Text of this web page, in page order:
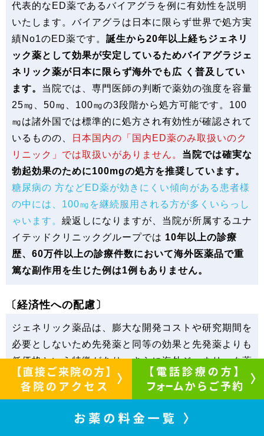
代表的なED薬であるバイアグラを例に有効性を説明
いたします。バイアグラは日本に限らず世界で処方実
績No1のED薬です。 誕生から20年以上経ちジェネリ
ック薬として効果が安定しているためバイアグラジェ
ネリック薬が日本に限らず海外でも広 く普及してい
ます。 当院では、専門医師の判断で薬効の強度を容量
25㎎、50㎎、100㎎の3段階から処方可能です。100
㎎は諸外国では標準的に処方され有効性が確認されて
いるものの、
日本国内の「国内ED薬のみ取扱いのク
リニック」では取扱いがありません。 当院では確実な
勃起効果のために100mgの処方を推奨しています。
糖尿病の 方などED薬が効きにくい傾向がある患者様
の中には、100㎎を継続服用される方が多くいらっし
ゃいます。 繰返しになりますが、当院が所属するユナ
イテッドクリニックグループでは 10年以上の診療
歴、60万件以上の診療件数において海外医薬品で重
篤な副作用を生じた例は1例もありません。
〔経済性への配慮〕
ジェネリック薬品は、膨大な開発コストや研究期間を
必要としないため先発薬と同等の効果と先発薬よりも
低価格という特徴があり、さらに海外ジェネリック薬
は海外の製造コストが国内よりも格段に低いため、
国
内ジェネリック薬よりも海外ジェネリック薬の方が低
となります。そのため
当院は、安全性の確保を前
提に患者様の経済的ご負担軽減に配慮して、海外ジェ